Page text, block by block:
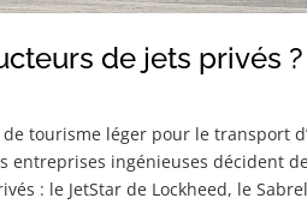
de jets privés ?
tourisme léger pour le transport
entreprises ingénieuses décident
: le JetStar de Lockheed, le